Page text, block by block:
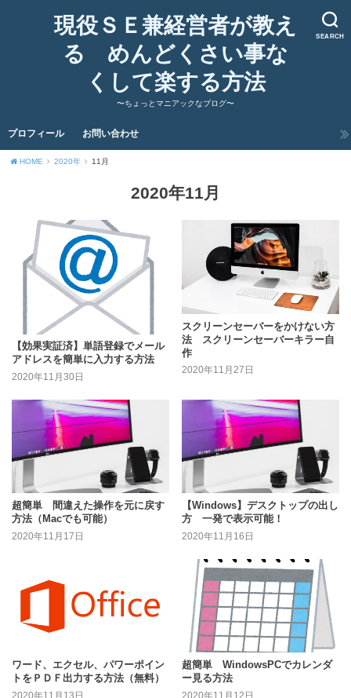
SEARCH
現役ＳＥ兼経営者が教え
る めんどくさい事な
くして楽する方法
〜ちょっとマニアックなブログ〜
プロフィール お問い合わせ
HOME 2020年 11月
2020年11月
【効果実証済】単語登録でメール
アドレスを簡単に入力する方法
2020年11月30日
スクリーンセーバーをかけない方
法 スクリーンセーバーキラー自
作
2020年11月27日
超簡単 間違えた操作を元に戻す
方法（Macでも可能）
2020年11月17日
【Windows】デスクトップの出し
方 一発で表示可能！
2020年11月16日
ワード、エクセル、パワーポイン
トをＰＤＦ出力する方法（無料）
2020年11月13日
超簡単 WindowsPCでカレンダ
ー見る方法
2020年11月12日